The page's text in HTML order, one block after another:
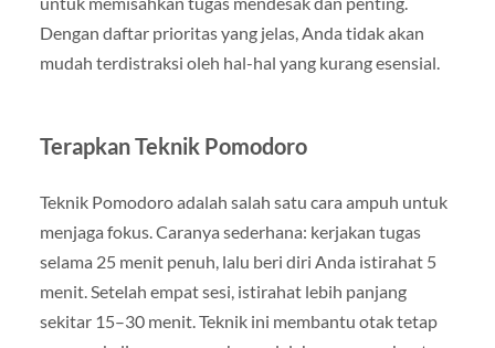
Dengan daftar prioritas yang jelas, Anda tidak akan
mudah terdistraksi oleh hal-hal yang kurang esensial.
Terapkan Teknik Pomodoro
Teknik Pomodoro adalah salah satu cara ampuh untuk
menjaga fokus. Caranya sederhana: kerjakan tugas
selama 25 menit penuh, lalu beri diri Anda istirahat 5
menit. Setelah empat sesi, istirahat lebih panjang
sekitar 15–30 menit. Teknik ini membantu otak tetap